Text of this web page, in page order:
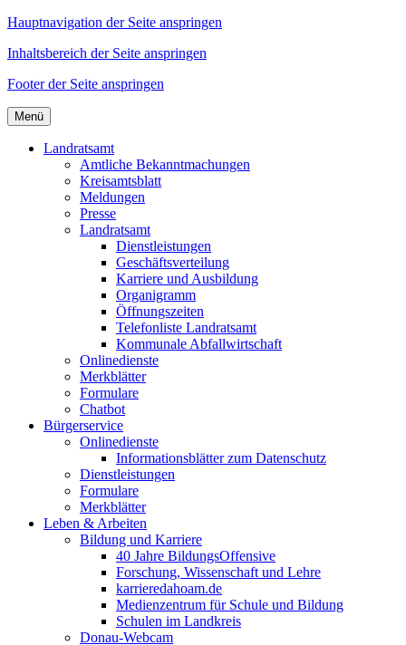
Hauptnavigation der Seite anspringen
Inhaltsbereich der Seite anspringen
Footer der Seite anspringen
Menü
Landratsamt
Amtliche Bekanntmachungen
Kreisamtsblatt
Meldungen
Presse
Landratsamt
Dienstleistungen
Geschäftsverteilung
Karriere und Ausbildung
Organigramm
Öffnungszeiten
Telefonliste Landratsamt
Kommunale Abfallwirtschaft
Onlinedienste
Merkblätter
Formulare
Chatbot
Bürgerservice
Onlinedienste
Informationsblätter zum Datenschutz
Dienstleistungen
Formulare
Merkblätter
Leben & Arbeiten
Bildung und Karriere
40 Jahre BildungsOffensive
Forschung, Wissenschaft und Lehre
karrieredahoam.de
Medienzentrum für Schule und Bildung
Schulen im Landkreis
Donau-Webcam